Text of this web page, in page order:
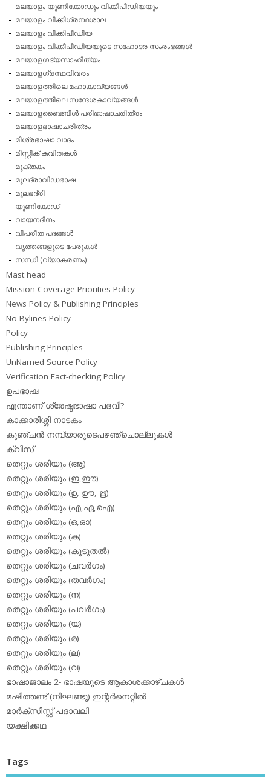
മലയാളം യൂണിക്കോഡും വിക്കീപീഡിയയും
മലയാളം വിക്കിഗ്രന്ഥശാല
മലയാളം വിക്കിപീഡിയ
മലയാളം വിക്കീപീഡിയയുടെ സഹോദര സംരംഭങ്ങള്‍
മലയാളഗദ്യസാഹിത്യം
മലയാളഗ്രന്ഥവിവരം
മലയാളത്തിലെ മഹാകാവ്യങ്ങള്‍
മലയാളത്തിലെ സന്ദേശകാവ്യങ്ങള്‍
മലയാളബൈബിള്‍ പരിഭാഷാചരിത്രം
മലയാളഭാഷാചരിത്രം
മിശ്രഭാഷാ വാദം
മിസ്റ്റിക് കവിതകള്‍
മുക്തകം
മൂലദ്രാവിഡഭാഷ
മൂലഭദ്രി
യൂണികോഡ്
വായനദിനം
വിപരീത പദങ്ങള്‍
വൃത്തങ്ങളുടെ പേരുകള്‍
സന്ധി (വ്യാകരണം)
Mast head
Mission Coverage Priorities Policy
News Policy & Publishing Principles
No Bylines Policy
Policy
Publishing Principles
UnNamed Source Policy
Verification Fact-checking Policy
ഉപഭാഷ
എന്താണ് ശ്രേഷ്ഠഭാഷാ പദവി?
കാക്കാരിശ്ശി നാടകം
കുഞ്ചന്‍ നമ്പ്യാരുടെപഴഞ്ചൊല്ലുകള്‍
ക്വിസ്
തെറ്റും ശരിയും (ആ)
തെറ്റും ശരിയും (ഇ,ഈ)
തെറ്റും ശരിയും (ഉ, ഊ, ഋ)
തെറ്റും ശരിയും (എ,ഏ,ഐ)
തെറ്റും ശരിയും (ഒ,ഓ)
തെറ്റും ശരിയും (ക)
തെറ്റും ശരിയും (കൂടുതല്‍)
തെറ്റും ശരിയും (ചവര്‍ഗം)
തെറ്റും ശരിയും (തവര്‍ഗം)
തെറ്റും ശരിയും (ന)
തെറ്റും ശരിയും (പവര്‍ഗം)
തെറ്റും ശരിയും (യ)
തെറ്റും ശരിയും (ര)
തെറ്റും ശരിയും (ല)
തെറ്റും ശരിയും (വ)
ഭാഷാജാലം 2- ഭാഷയുടെ ആകാശക്കാഴ്ചകള്‍
മഷിത്തണ്ട് (നിഘണ്ടു) ഇന്റര്‍നെറ്റില്‍
മാര്‍ക്‌സിസ്റ്റ് പദാവലി
യക്ഷിക്കഥ
Tags